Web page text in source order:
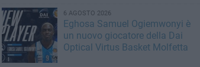
6 AGOSTO 2026
Eghosa Samuel Ogiemwonyi è
un nuovo giocatore della Dai
Optical Virtus Basket Molfetta